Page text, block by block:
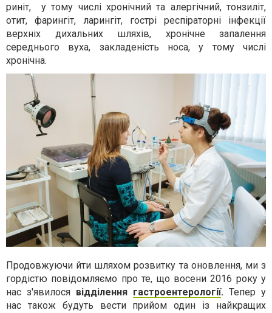
риніт, у тому числі хронічний та алергічний, тонзиліт,
отит, фарингіт, ларингіт, гострі респіраторні інфекції
верхніх дихальних шляхів, хронічне запалення
середнього вуха, закладеність носа, у тому числі
хронічна.
Продовжуючи йти шляхом розвитку та оновлення, ми з
гордістю повідомляємо про те, що восени 2016 року у
нас з'явилося відділення гастроентерології. Тепер у
нас також будуть вести прийом один із найкращих